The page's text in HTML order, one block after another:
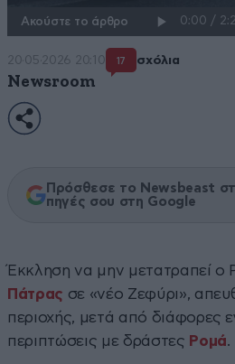
Ακούστε το άρθρο
20·05·2026 20:10 17 σχόλια
Newsroom
Πρόσθεσε το Newsbeast
πηγές σου στη Google
Έκκληση να μην μετατραπεί ο
Πάτρας σε «νέο Ζεφύρι»,
περιοχής, μετά από διάφορες
περιπτώσεις με δράστες Ρομά.